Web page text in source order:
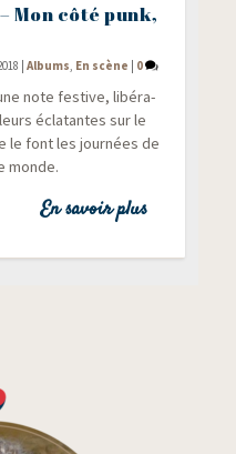
Mon côté punk,
|Albums En scène | 0
note fes­tive, libé­ra­
écla­tantes sur le
le font les jour­nées de
monde.
En savoir plus